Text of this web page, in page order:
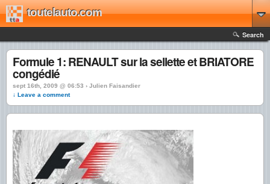
toutelauto.com
Search
Formule 1: RENAULT sur la sellette et BRIATORE
congédié
sept 16th, 2009 @ 06:53 › Julien Faisandier
↓ Leave a comment